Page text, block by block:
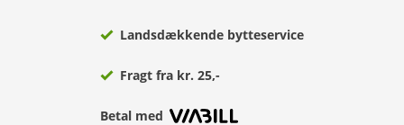
Landsdækkende bytteservice
Fragt fra kr. 25,-
Betal med